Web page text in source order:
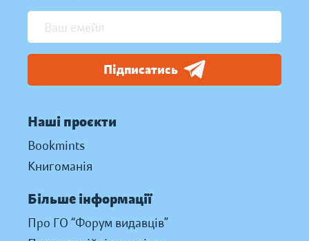
Підписатись
Наші проєкти
Bookmints
Книгоманія
Більше інформації
Про ГО “Форум видавців”